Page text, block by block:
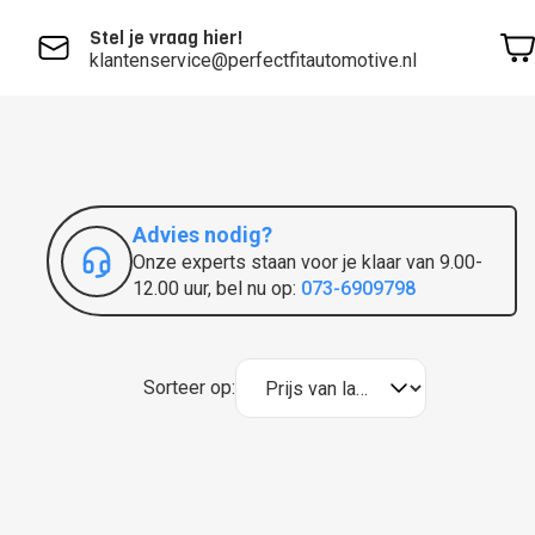
Stel je vraag hier!
klantenservice@perfectfitautomotive.nl
Advies nodig?
Onze experts staan voor je klaar van 9.00-
12.00 uur, bel nu op: 073-6909798
Sorteer op: